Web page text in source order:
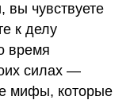
вы чувствуете
к делу
время
силах —
мифы, которые